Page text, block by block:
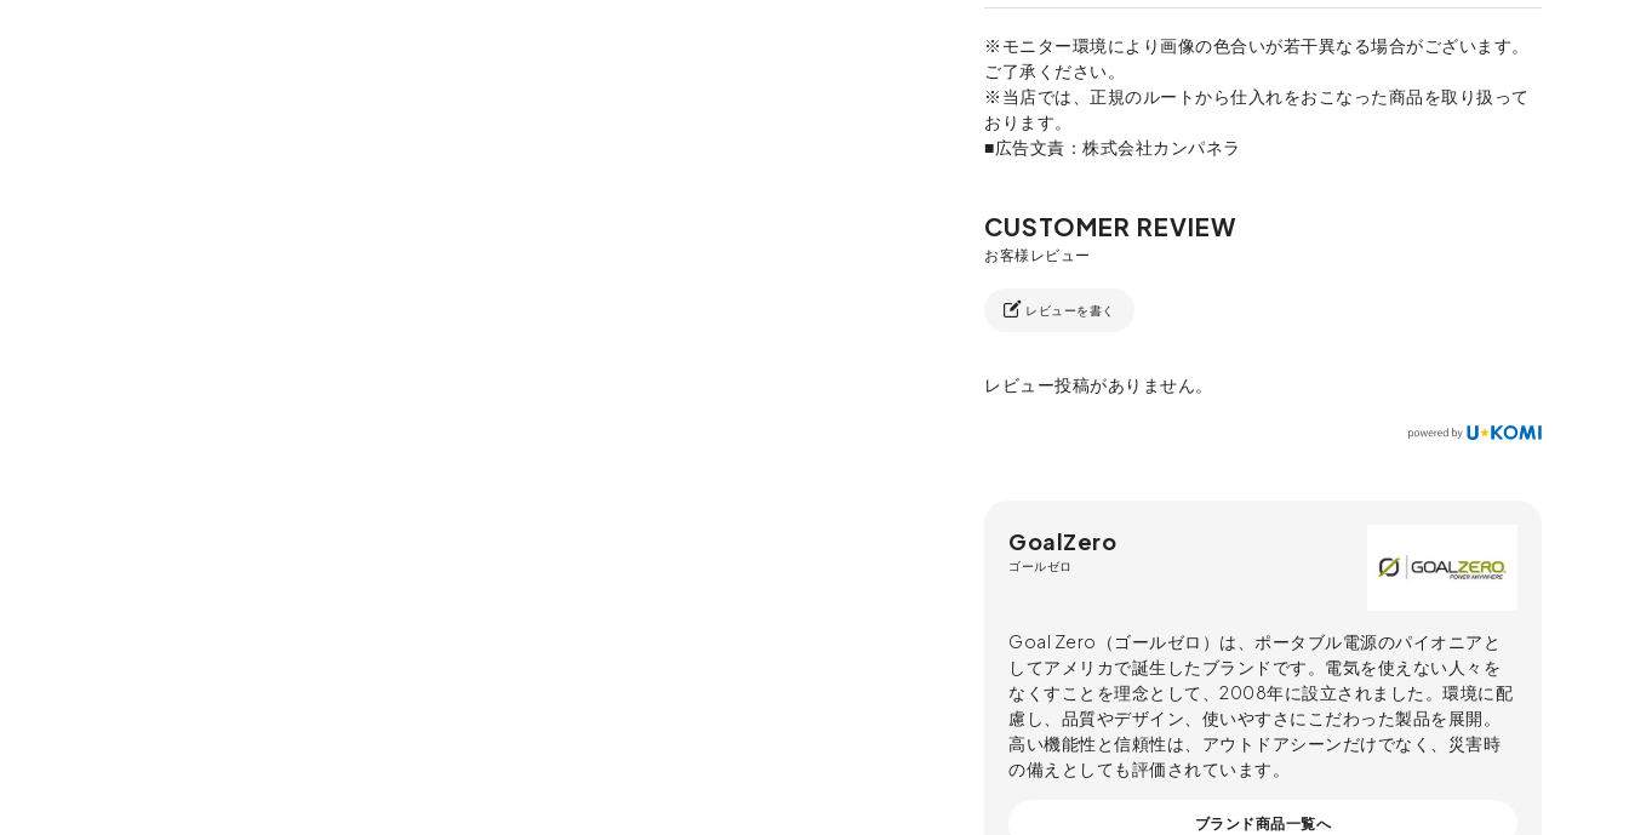
※モニター環境により画像の色合いが若干異なる場合がございます。
ご了承ください。
※当店では、正規のルートから仕入れをおこなった商品を取り扱って
おります。
■広告文責：株式会社カンパネラ
レビューを書く
レビュー投稿がありません。
GoalZero
ゴールゼロ
Goal Zero（ゴールゼロ）は、ポータブル電源のパイオニアと
してアメリカで誕生したブランドです。電気を使えない人々を
なくすことを理念として、2008年に設立されました。環境に配
慮し、品質やデザイン、使いやすさにこだわった製品を展開。
高い機能性と信頼性は、アウトドアシーンだけでなく、災害時
の備えとしても評価されています。
ブランド商品一覧へ